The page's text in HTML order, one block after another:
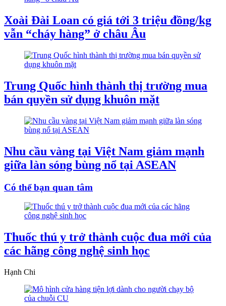
Xoài Đài Loan có giá tới 3 triệu đồng/kg
vẫn “cháy hàng” ở châu Âu
Trung Quốc hình thành thị trường mua
bán quyền sử dụng khuôn mặt
Nhu cầu vàng tại Việt Nam giảm mạnh
giữa làn sóng bùng nổ tại ASEAN
Có thể bạn quan tâm
Thuốc thú y trở thành cuộc đua mới của
các hãng công nghệ sinh học
Hạnh Chi